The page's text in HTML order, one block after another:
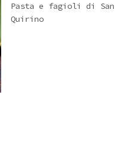
Pasta e fagioli di San
Quirino